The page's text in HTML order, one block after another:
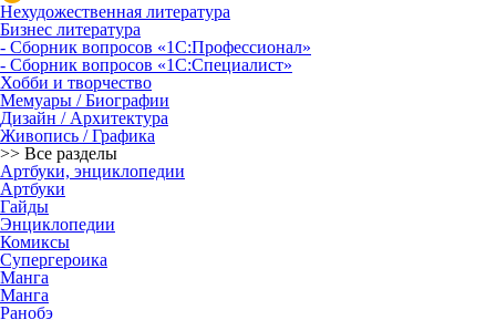
Нехудожественная литература
Бизнес литература
- Сборник вопросов «1С:Профессионал»
- Сборник вопросов «1С:Специалист»
Хобби и творчество
Мемуары / Биографии
Дизайн / Архитектура
Живопись / Графика
>> Все разделы
Артбуки, энциклопедии
Артбуки
Гайды
Энциклопедии
Комиксы
Супергероика
Манга
Манга
Ранобэ